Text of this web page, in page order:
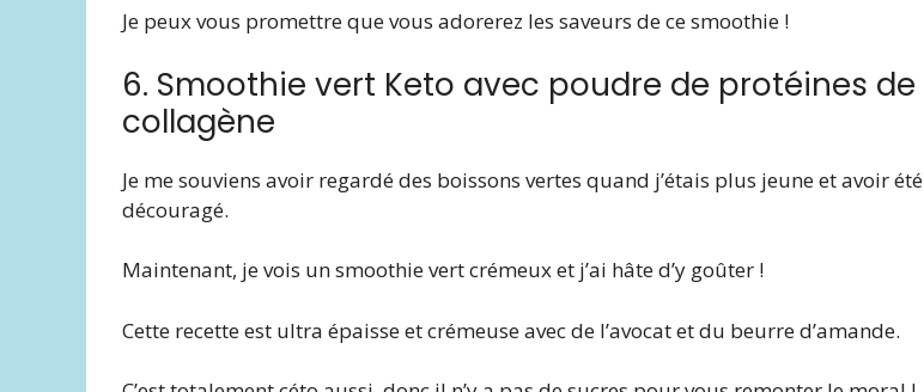
Je peux vous promettre que vous adorerez les saveurs de ce smoothie !
6. Smoothie vert Keto avec poudre de protéines de
collagène
Je me souviens avoir regardé des boissons vertes quand j’étais plus jeune et avoir été
découragé.
Maintenant, je vois un smoothie vert crémeux et j’ai hâte d’y goûter !
Cette recette est ultra épaisse et crémeuse avec de l’avocat et du beurre d’amande.